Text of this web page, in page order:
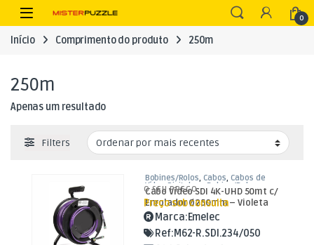
Skip to navigation
Skip to content
Open 0
Início Comprimento do produto 250m
250m
Apenas um resultado
Filters
Bobines/Rolos, Cabos, Cabos de
Vídeo Digital em Bobine/Rolo
Cabo Vídeo SDI 4K-UHD 50mt c/
Enrolador Ø250mm – Violeta
O SEU PREÇO
Preço sob consulta
Marca:Emelec
Ref:M62-R.SDI.234/050